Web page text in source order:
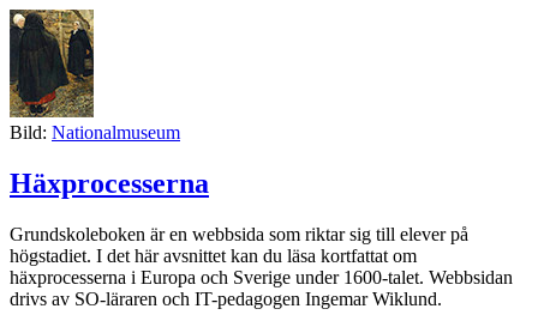
Bild: Nationalmuseum
Häxprocesserna
Grundskoleboken är en webbsida som riktar sig till elever på
högstadiet. I det här avsnittet kan du läsa kortfattat om
häxprocesserna i Europa och Sverige under 1600-talet. Webbsidan
drivs av SO-läraren och IT-pedagogen Ingemar Wiklund.